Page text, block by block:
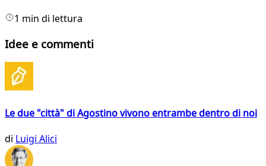
1 min di lettura
Idee e commenti
Le due "città" di Agostino vivono entrambe dentro di noi
di Luigi Alici